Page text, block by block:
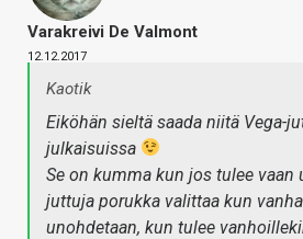
Varakreivi De Valmont
12.12.2017
Kaotik
Eiköhän sieltä saada niitä Vega-
julkaisuissa
Se on kumma kun jos tulee
juttuja porukka valittaa kun
unohdetaan, kun tulee